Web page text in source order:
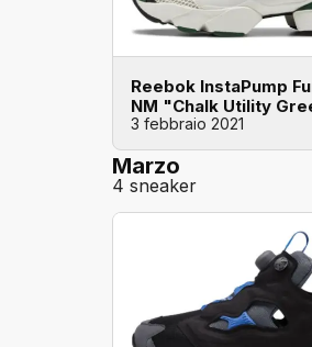
Reebok InstaPump
NM "Chalk Utility
3 febbraio 2021
Marzo
4 sneaker